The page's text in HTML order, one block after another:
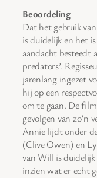
Beoordeling
Dat het gebruik
is duidelijk en het
aandacht besteedt
predators’.
jarenlang ingezet
hij op een
om te gaan. De
gevolgen van zo’n
Annie lijdt onder
(Clive Owen) en
van Will is
inzien wat er echt